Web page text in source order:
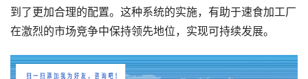
到了更加合理的配置。这种系统的实施，有助于速食加工厂
在激烈的市场竞争中保持领先地位，实现可持续发展。